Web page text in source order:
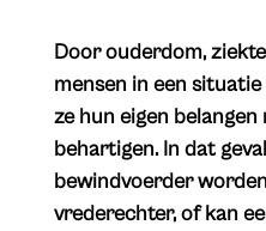
​Door ouderdom,
mensen in een
ze hun eigen
behartigen. In dat
bewindvoerder
vrederechter, of kan